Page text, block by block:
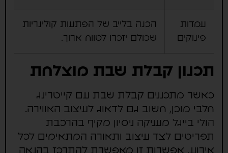
עמדות
פינוקים
הכנה בלייב של הפתעות קולינריות
שכולם יזכרו לטווח ארוך.
תכנון קבלת שבת מוצלחת
כאשר מתכננים קבלת שבת עם קייטרינג
חלבי מוכן, חשוב גם לדאוג לעיצוב האווירה.
הולי בייגל מעניקה ניסיון מקיף בהרכבת
תפריטים לצד עיצוב ותאורה המתאימים לכל
אירוע. אפשרות זו מאפשרת להתרכז בהנאה